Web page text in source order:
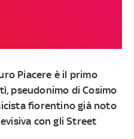
Piacere è il primo
pseudonimo di Cosimo
fiorentino già noto
con gli Street